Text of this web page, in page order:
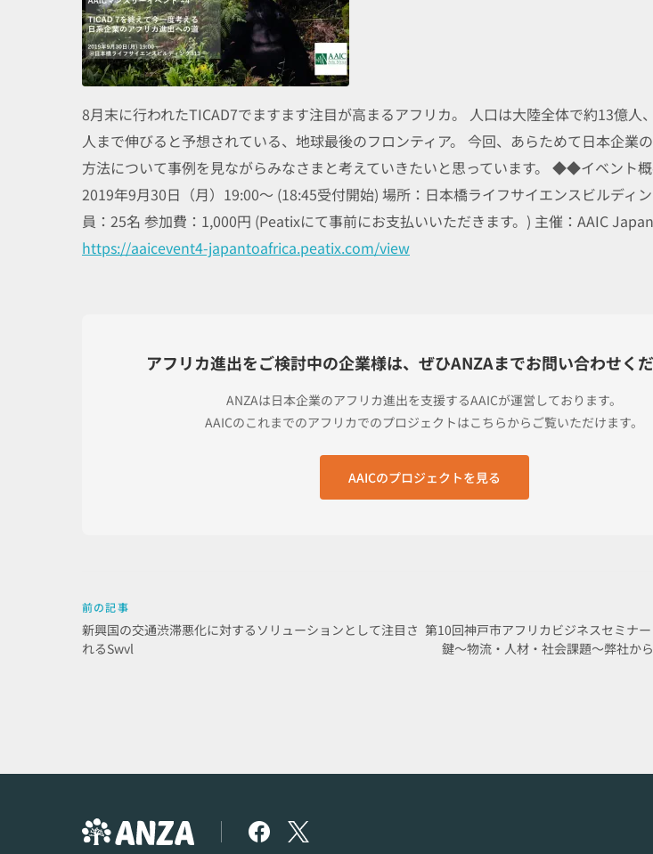
8月末に行われたTICAD7でますます注目が高まるアフリカ。 人口は大陸全体で約13億人
人まで伸びると予想されている、地球最後のフロンティア。 今回、あらためて日本企業
方法について事例を見ながらみなさまと考えていきたいと思っています。 ◆◆イベント
2019年9月30日（月）19:00～ (18:45受付開始) 場所：日本橋ライフサイエンスビルディ
員：25名 参加費：1,000円 (Peatixにて事前にお支払いいただきます。) 主催：AAIC Japan
https://aaicevent4-japantoafrica.peatix.com/view
アフリカ進出をご検討中の企業様は、 ぜひANZAまでお問い合わせくだ
ANZAは日本企業のアフリカ進出を支援するAAICが運営しております。
AAICのこれまでのアフリカでのプロジェクトはこちらからご覧いただけます。
AAICのプロジェクトを見る
前の記事
新興国の交通渋滞悪化に対するソリューションとして注目さ
れるSwvl
第10回神戸市アフリカビジネスセミナ
鍵～物流・人材・社会課題～弊社か